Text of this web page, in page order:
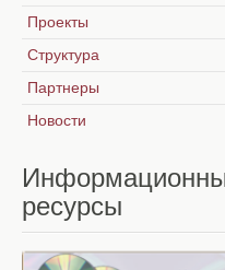
Проекты
Структура
Партнеры
Новости
ресурсы